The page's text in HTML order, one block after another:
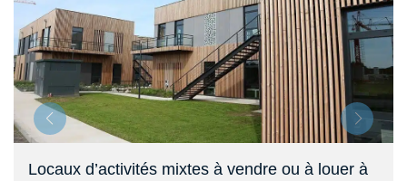
Locaux d’activités mixtes à vendre ou à louer à